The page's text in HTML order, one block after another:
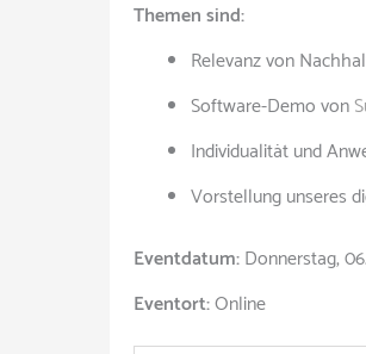
Themen sind:
Relevanz von
Software-Demo von
Individualität und
Vorstellung unseres
Eventdatum:Donnerstag,
Eventort:Online